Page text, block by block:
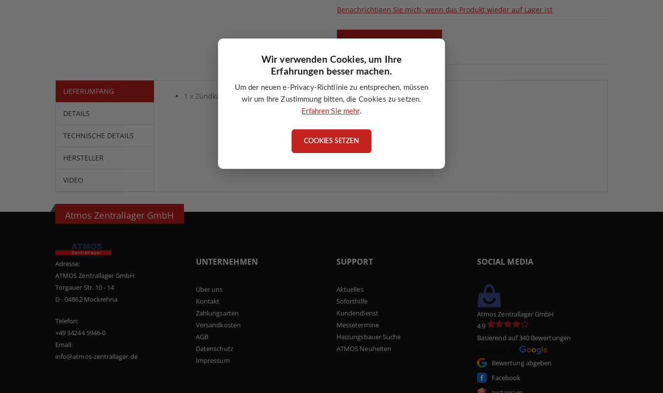
Wir verwenden Cookies, um Ihre
Erfahrungen besser machen.
Um der neuen e-Privacy-Richtlinie zu entsprechen, müssen
wir um Ihre Zustimmung bitten, die Cookies zu setzen.
Erfahren Sie mehr.
COOKIES SETZEN
Benachrichtigen Sie mich, wenn das Produkt wieder auf Lager ist
ANGEBOT ANFORDERN
LIEFERUMFANG
DETAILS
TECHNISCHE DETAILS
HERSTELLER
VIDEO
1 x Zündkammer (Feuerkorb)
Atmos Zentrallager GmbH
Adresse:
ATMOS Zentrallager GmbH
Torgauer Str. 10 - 14
D - 04862 Mockrehna
Telefon:
+49 34244 5946-0
Email:
info@atmos-zentrallager.de
UNTERNEHMEN
Über uns
Kontakt
Zahlungsarten
Versandkosten
AGB
Datenschutz
Impressum
SUPPORT
Aktuelles
Soforthilfe
Kundendienst
Messetermine
Heizungsbauer Suche
ATMOS Neuheiten
SOCIAL MEDIA
Atmos Zentrallager GmbH
4.9
Basierend auf 340 Bewertungen
Bewertung abgeben
Facebook